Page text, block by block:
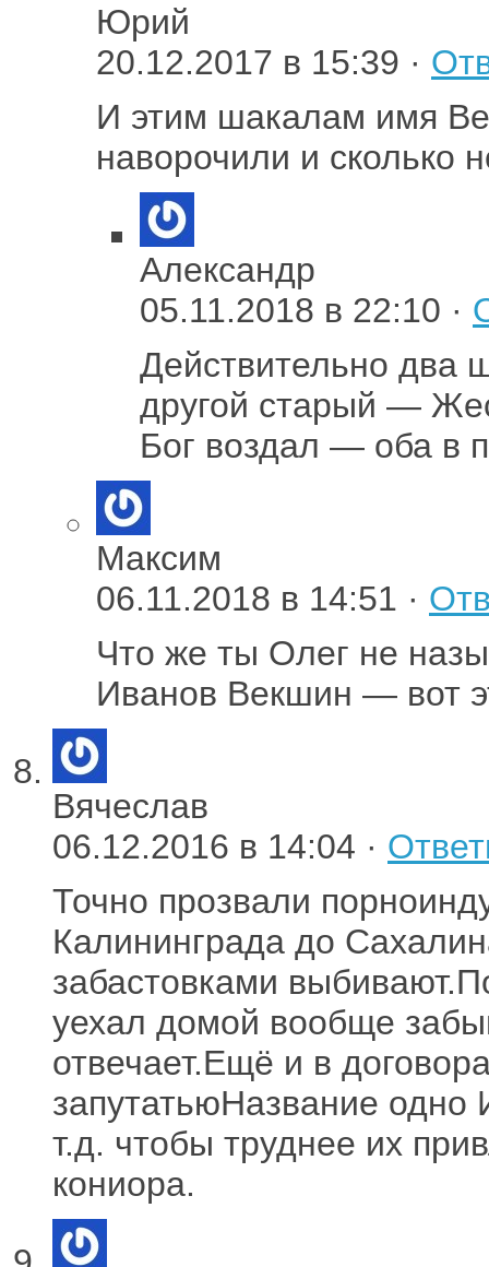
Юрий
20.12.2017 в 15:39 ·
И этим шакалам имя
наворочили и сколько
Александр
05.11.2018 в 22:10 ·
Действительно два
другой старый —
Бог воздал — оба в
Максим
06.11.2018 в 14:51 ·
Что же ты Олег не
Иванов Векшин — вот
Вячеслав
06.12.2016 в 14:04 ·
Точно прозвали
Калининграда до
забастовками
уехал домой вообще
отвечает.Ещё и в
запутатьюНазвание
т.д. чтобы труднее их
кониора.